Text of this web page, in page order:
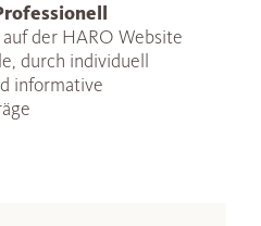
der HARO Website
durch individuell
informative